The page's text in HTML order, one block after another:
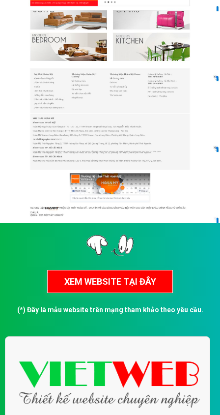
(*) Đây là mẫu website trên mạng tham khảo theo yêu cầu.